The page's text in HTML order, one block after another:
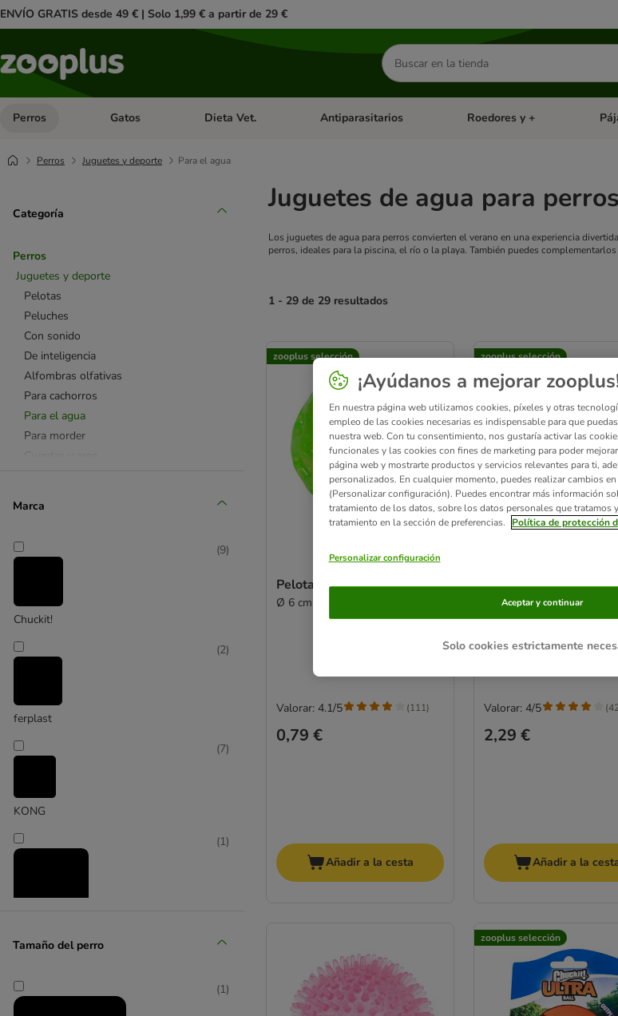
ENVÍO GRATIS desde 49 € | Solo 1,99 € a partir de 29 €
Buscar
productos
Perros Menú de categoria abierto: Perros
Gatos Menú de categoria abierto: Gatos
Dieta Vet. Menú de categoria abierto: Dieta Vet.
Antiparasitarios Menú de categoria abierto:
Roedores y +
Perros Juguetes y deporte Para el agua
Categoría
Perros
Juguetes y deporte
Pelotas
Peluches
Con sonido
De inteligencia
Alfombras olfativas
Para cachorros
Para el agua
Para morder
🎅 Juguetes navideños
Chuckit!
Nomad Tales
Running
Frisbee y Disc Dog
Adiestramiento
Bolsas para premios
Silbatos para perros
Marca
Chuckit!
(9)
ferplast
(2)
KONG
(7)
Nomad Tales
(1)
Tamaño del perro
(1)
Juguetes de agua para perros
Los juguetes de agua para perros convierten el verano en una experiencia
perros, ideales para la piscina, el río o la playa. También puedes
1 - 29 de 29 resultados
zooplus selección
Pelota Squeaky para perros
Ø 6 cm
0,79 €
Valorar: 4.1/5 (111)
Añadir a la cesta
zooplus selección
Pelota TPR Spiky Ball
grande para perros
12 cm
2,29 €
Valorar: 4/5 (
Añadir a la
zooplus selección
¡Ayúdanos a mejorar
En nuestra página web utilizamos cookies, píxeles y otras
empleo de las cookies necesarias es indispensable para que
nuestra web. Con tu consentimiento, nos gustaría activar las
funcionales y las cookies con fines de marketing para poder
página web y mostrarte productos y servicios relevantes para ti,
personalizados. En cualquier momento, puedes realizar cambios
(Personalizar configuración). Puedes encontrar más información
tratamiento de los datos, sobre los datos personales que tratamos
tratamiento en la sección de preferencias.
Política de protección
Personalizar configuración
Solo cookies estrictamente
Aceptar y continuar